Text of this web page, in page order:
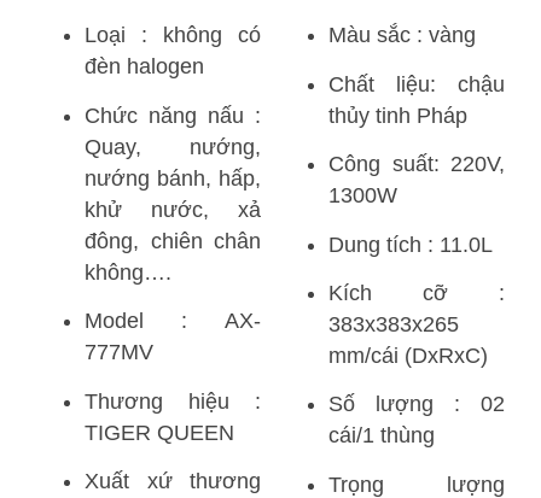
Loại : không có
đèn halogen
Chức năng nấu :
Quay, nướng,
nướng bánh, hấp,
khử nước, xả
đông, chiên chân
không….
Model : AX-
777MV
Thương hiệu :
TIGER QUEEN
Xuất xứ thương
Màu sắc : vàng
Chất liệu: chậu
thủy tinh Pháp
Công suất: 220V,
1300W
Dung tích : 11.0L
Kích cỡ :
383x383x265
mm/cái (DxRxC)
Số lượng : 02
cái/1 thùng
Trọng lượng